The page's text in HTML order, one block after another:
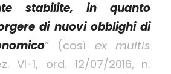
stabilite, in quanto
di nuovi obblighi di
” (così ex multis
VI-1, ord. 12/07/2016, n.